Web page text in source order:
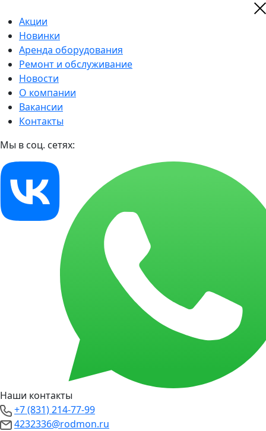
Акции
Новинки
Аренда оборудования
Ремонт и обслуживание
Новости
О компании
Вакансии
Контакты
Мы в соц. сетях:
Наши контакты
+7 (831) 214-77-99
4232336@rodmon.ru